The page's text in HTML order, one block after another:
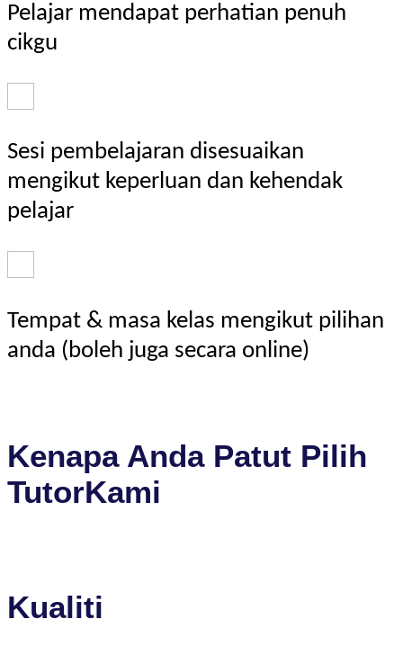
Pelajar mendapat perhatian penuh
cikgu
Sesi pembelajaran disesuaikan
mengikut keperluan dan kehendak
pelajar
Tempat & masa kelas mengikut pilihan
anda (boleh juga secara online)
Kenapa Anda Patut Pilih
TutorKami
Kualiti